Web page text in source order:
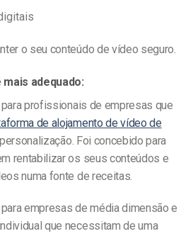
o seu conteúdo de vídeo seguro.
adequado:
profissionais de empresas que
de alojamento de vídeo de
Foi concebido para
rentabilizar os seus conteúdos e
numa fonte de receitas.
empresas de média dimensão e
que necessitam de uma